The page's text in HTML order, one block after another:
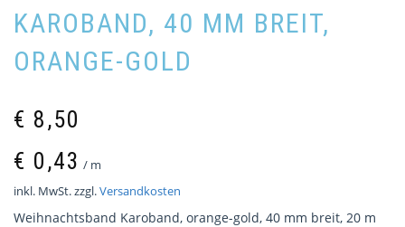
KAROBAND, 40 MM BREIT,
ORANGE-GOLD
€ 8,50
€ 0,43 / m
inkl. MwSt.zzgl.Versandkosten
Weihnachtsband Karoband, orange-gold, 40 mm breit, 20 m